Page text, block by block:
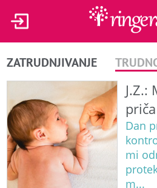
ZATRUDNJIVANJE
J.Z.:
priča
Dan
mi
m...